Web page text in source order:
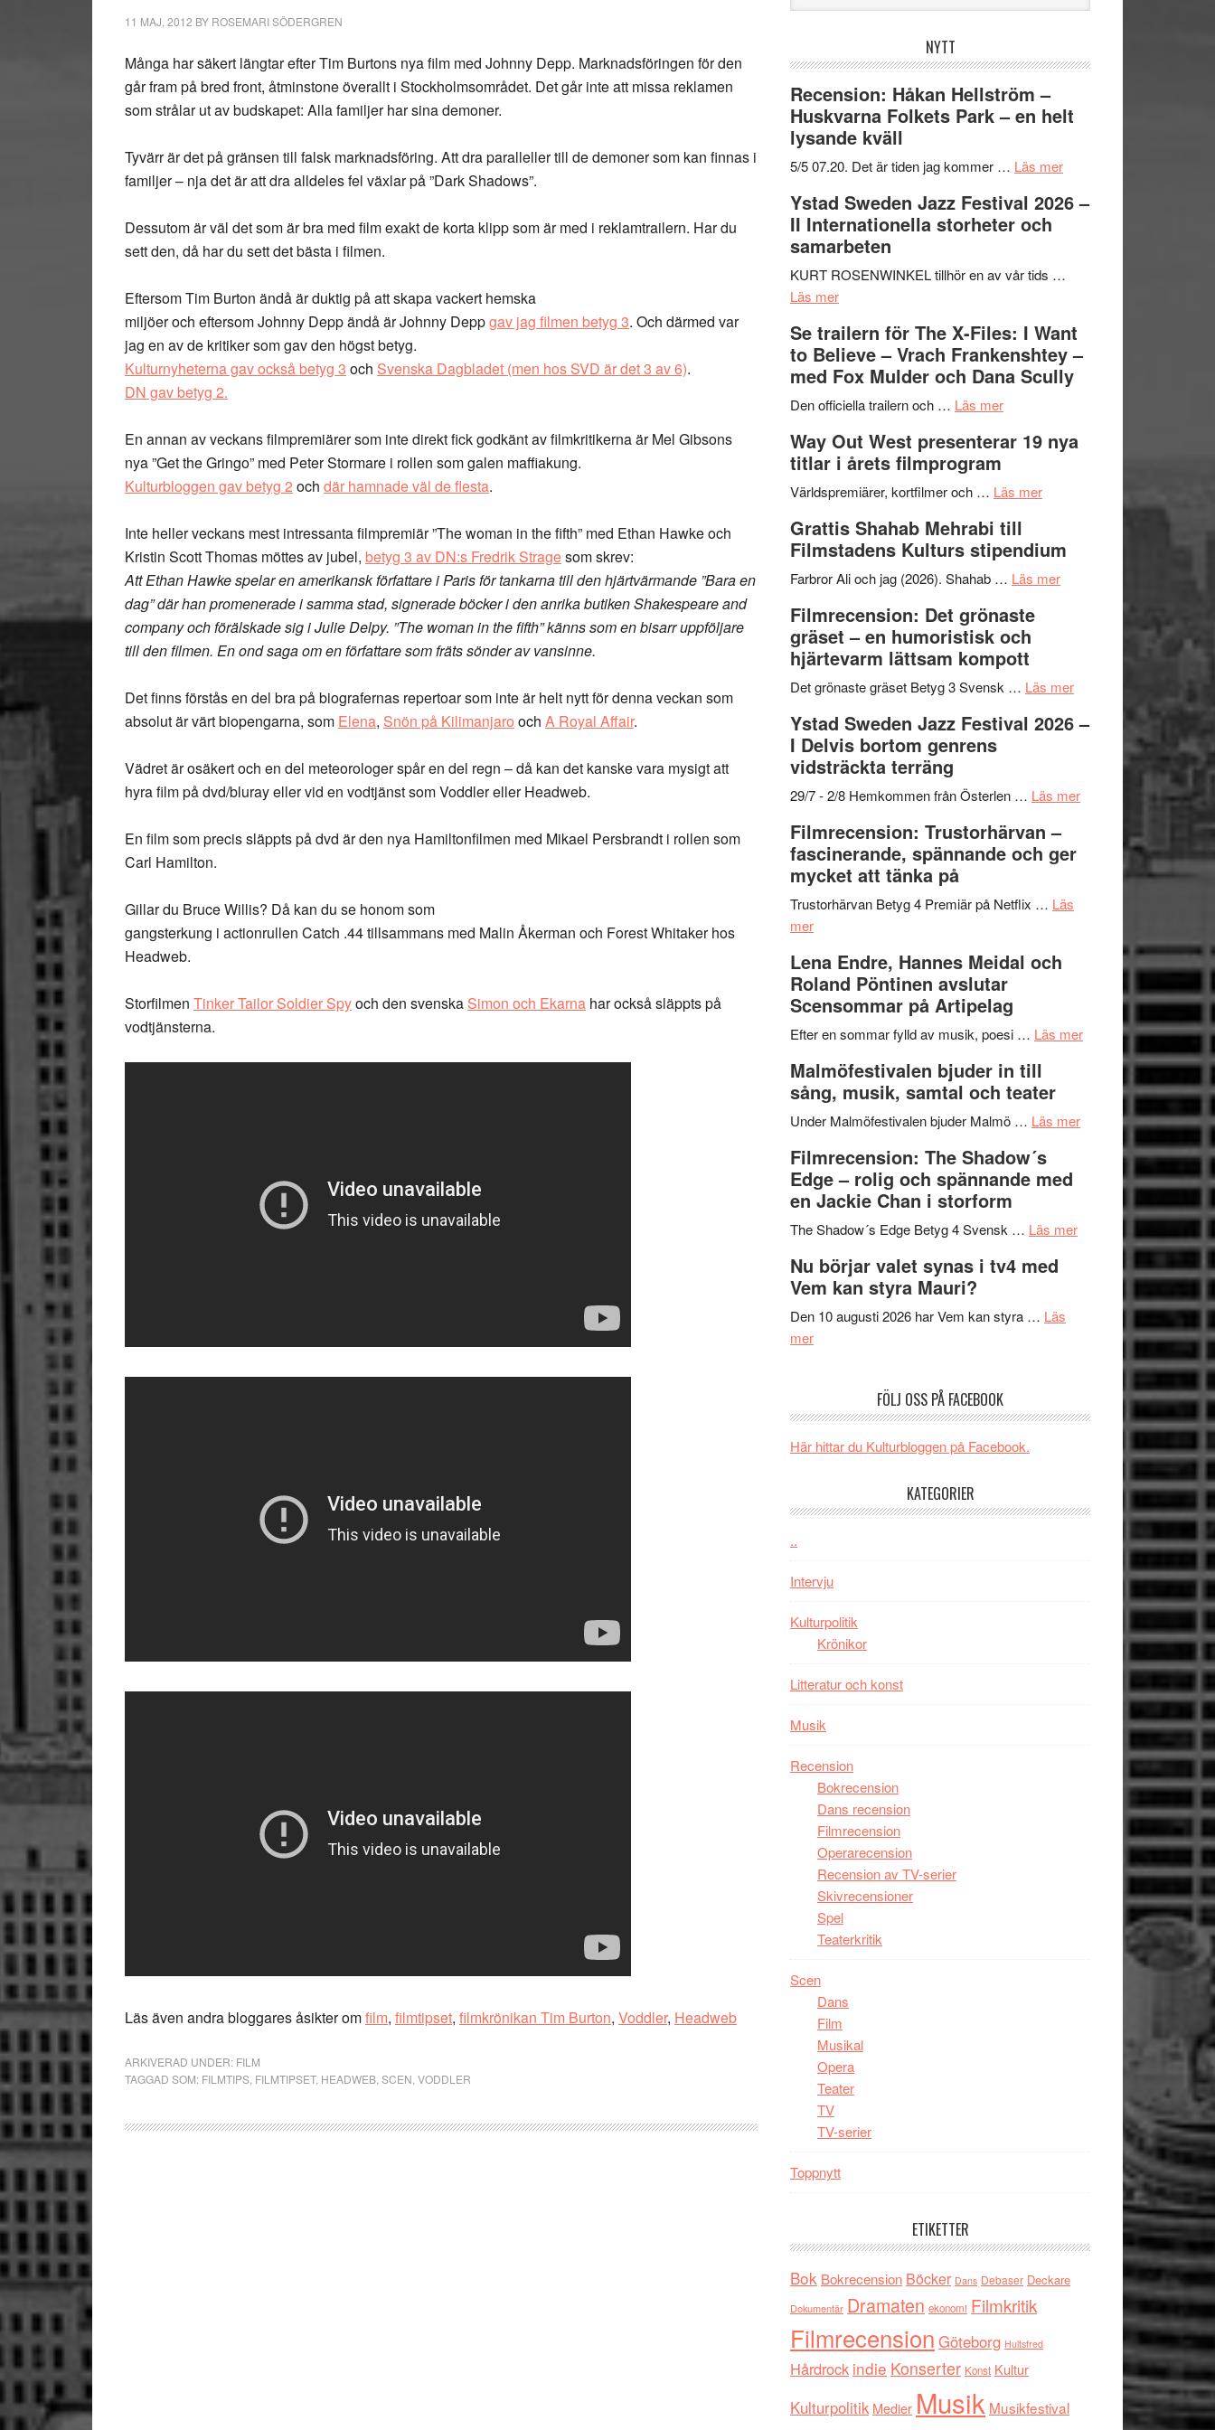
11 MAJ, 2012 BY ROSEMARI SÖDERGREN
Många har säkert längtar efter Tim Burtons nya film med Johnny Depp. Marknadsföringen för den
går fram på bred front, åtminstone överallt i Stockholmsområdet. Det går inte att missa reklamen
som strålar ut av budskapet: Alla familjer har sina demoner.
Tyvärr är det på gränsen till falsk marknadsföring. Att dra paralleller till de demoner som kan finnas i
familjer – nja det är att dra alldeles fel växlar på ”Dark Shadows”.
Dessutom är väl det som är bra med film exakt de korta klipp som är med i reklamtrailern. Har du
sett den, då har du sett det bästa i filmen.
Eftersom Tim Burton ändå är duktig på att skapa vackert hemska
miljöer och eftersom Johnny Depp ändå är Johnny Deppgav jag filmen betyg 3. Och därmed var
jag en av de kritiker som gav den högst betyg.
Kulturnyheterna gav också betyg 3 och Svenska Dagbladet (men hos SVD är det 3 av 6).
DN gav betyg 2.
En annan av veckans filmpremiärer som inte direkt fick godkänt av filmkritikerna är Mel Gibsons
nya ”Get the Gringo” med Peter Stormare i rollen som galen maffiakung.
Kulturbloggen gav betyg 2 och där hamnade väl de flesta.
Inte heller veckans mest intressanta filmpremiär ”The woman in the fifth” med Ethan Hawke och
Kristin Scott Thomas möttes av jubel, betyg 3 av DN:s Fredrik Stragesom skrev:
Att Ethan Hawke spelar en amerikansk författare i Paris för tankarna till den hjärtvärmande ”Bara en
dag” där han promenerade i samma stad, signerade böcker i den anrika butiken Shakespeare and
company och förälskade sig i Julie Delpy. ”The woman in the fifth” känns som en bisarr uppföljare
till den filmen. En ond saga om en författare som fräts sönder av vansinne.
Det finns förstås en del bra på biografernas repertoar som inte är helt nytt för denna veckan som
absolut är värt biopengarna, som Elena, Snön på Kilimanjaro och A Royal Affair.
Vädret är osäkert och en del meteorologer spår en del regn – då kan det kanske vara mysigt att
hyra film på dvd/bluray eller vid en vodtjänst som Voddler eller Headweb.
En film som precis släppts på dvd är den nya Hamiltonfilmen med Mikael Persbrandt i rollen som
Carl Hamilton.
Gillar du Bruce Willis? Då kan du se honom som
gangsterkung i actionrullen Catch .44 tillsammans med Malin Åkerman och Forest Whitaker hos
Headweb.
Storfilmen Tinker Tailor Soldier Spyoch den svenska Simon och Ekarna har också släppts på
vodtjänsterna.
Läs även andra bloggares åsikter omfilm, filmtipset, filmkrönikan Tim Burton, Voddler, Headweb
ARKIVERAD UNDER: FILM
TAGGAD SOM: FILMTIPS FILMTIPSET, HEADWEB SCEN VODDLER
webbplatsen
NYTT
Recension: Håkan Hellström –
Huskvarna Folkets Park – en helt
lysande kväll
5/5 07.20. Det är tiden jag kommer … Läs merom
Håkan
–
en
helt
Ystad Sweden Jazz Festival 2026 –
II Internationella storheter och
samarbeten
KURT ROSENWINKEL tillhör en av vår tids …
Läs merom
Sweden
Jazz
Festival
2026
II
Internationella
storheter
samarbeten
Se trailern för The X-Files: I Want
to Believe – Vrach Frankenshtey –
med Fox Mulder och Dana Scully
Den officiella trailern och … Läs merom
trailern
The
Files:
I
Want
Believe
–
Vrach
Frankenshtey
med
och
Scully
Way Out West presenterar 19 nya
titlar i årets filmprogram
Världspremiärer, kortfilmer och … Läs merom
West
presenterar
årets
Grattis Shahab Mehrabi till
Filmstadens Kulturs stipendium
Farbror Ali och jag (2026). Shahab … Läs merom
Filmstadens
stipendium
Filmrecension: Det grönaste
gräset – en humoristisk och
hjärtevarm lättsam kompott
Det grönaste gräset Betyg 3 Svensk … Läs merom
Filmrecension:
Det
–
humoristisk
och
hjärtevarm
Ystad Sweden Jazz Festival 2026 –
I Delvis bortom genrens
vidsträckta terräng
29/7 - 2/8 Hemkommen från Österlen … Läs merom
Festival
genrens
vidsträckta
Filmrecension: Trustorhärvan –
fascinerande, spännande och ger
mycket att tänka på
Trustorhärvan Betyg 4 Premiär på Netflix … Läs
merom
Trustorhärvan
–
fascinerande,
spännande
ger
mycket
att
på
Lena Endre, Hannes Meidal och
Roland Pöntinen avslutar
Scensommar på Artipelag
Efter en sommar fylld av musik, poesi … Läs merom
Hannes
Roland
Pöntinen
avslutar
Artipelag
Malmöfestivalen bjuder in till
sång, musik, samtal och teater
Under Malmöfestivalen bjuder Malmö … Läs merom
Malmöfestivalen
Filmrecension: The Shadow´s
Edge – rolig och spännande med
en Jackie Chan i storform
The Shadow´s Edge Betyg 4 Svensk … Läs merom
Filmrecension:
Shadow
spännande
Chan
storform
Nu börjar valet synas i tv4 med
Vem kan styra Mauri?
Den 10 augusti 2026 har Vem kan styra … Läs
merom
synas
Vem
Mauri?
FÖLJ OSS PÅ FACEBOOK
Här hittar du Kulturbloggen på Facebook.
KATEGORIER
..
Intervju
Kulturpolitik
Krönikor
Litteratur och konst
Musik
Recension
Bokrecension
Dans recension
Filmrecension
Operarecension
Recension av TV-serier
Skivrecensioner
Spel
Teaterkritik
Scen
Dans
Film
Musikal
Opera
Teater
TV
TV-serier
Toppnytt
ETIKETTER
Bok Bokrecension Böcker Dans Debaser Deckare
Dokumentär Dramaten ekonomi Filmkritik
Filmrecension Göteborg Hultsfred
Hårdrock indie Konserter Konst Kultur
Kulturpolitik Medier Musik Musikfestival